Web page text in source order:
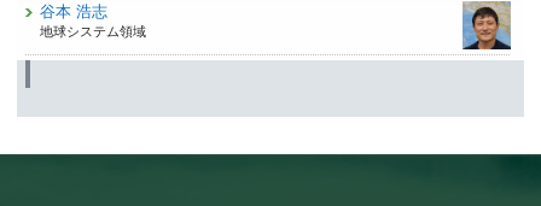
谷本 浩志
地球システム領域